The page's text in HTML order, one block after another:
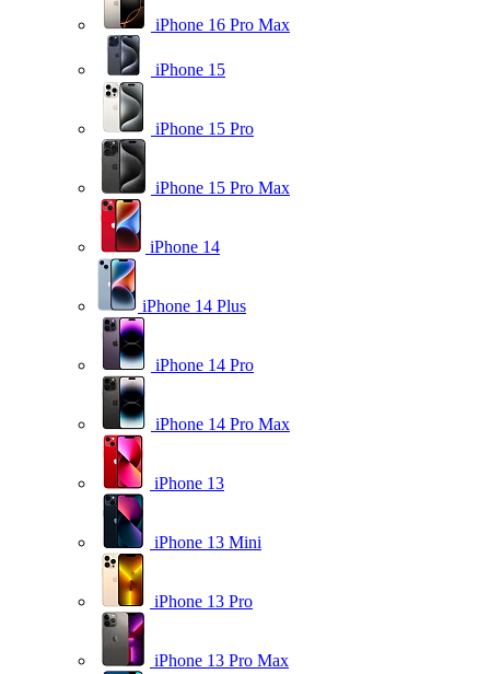
iPhone 16 Pro Max
iPhone 15
iPhone 15 Pro
iPhone 15 Pro Max
iPhone 14
iPhone 14 Plus
iPhone 14 Pro
iPhone 14 Pro Max
iPhone 13
iPhone 13 Mini
iPhone 13 Pro
iPhone 13 Pro Max